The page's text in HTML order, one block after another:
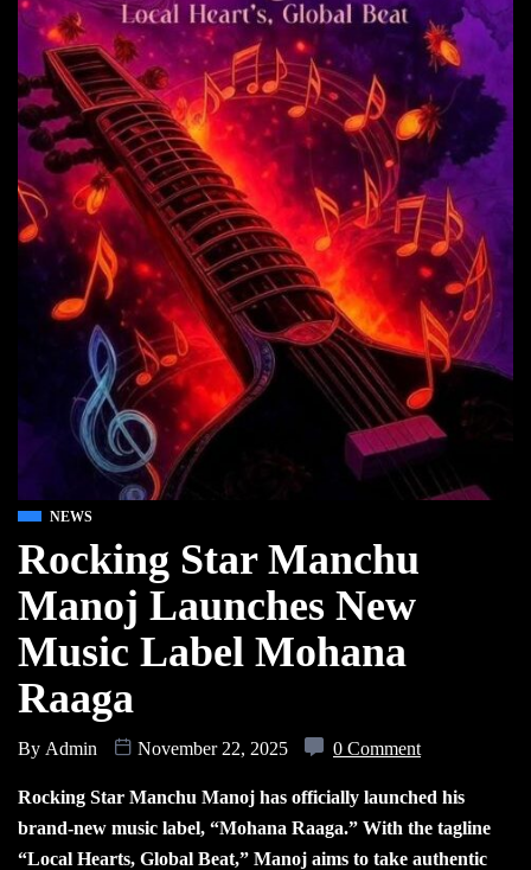
NEWS
Rocking Star Manchu
Manoj Launches New
Music Label Mohana
Raaga
By Admin November 22, 2025 0 Comment
Rocking Star Manchu Manoj has officially launched his
brand-new music label, “Mohana Raaga.” With the tagline
“Local Hearts, Global Beat,” Manoj aims to take authentic